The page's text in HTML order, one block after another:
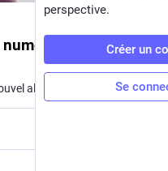
de l’aide
Un an après son déploiement, le nouvel algorithme de l'aide sociale s'est transformé en une machine insensible qui aggrave la précarité et multiplie les drames.
perspective.
Créer un
Se